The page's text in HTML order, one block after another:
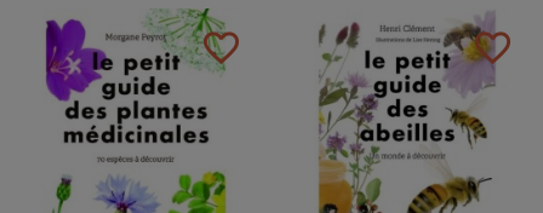
favorite_border favorite_border